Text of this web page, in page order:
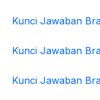
Kunci Jawaban
Kunci Jawaban
Kunci Jawaban